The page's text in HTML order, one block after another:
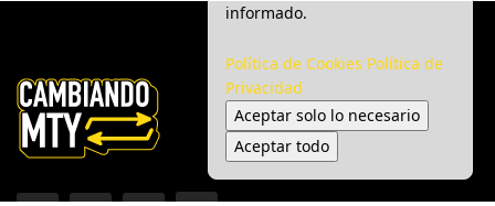
informado.
Política de Cookies Política de
Privacidad
Aceptar solo lo necesario
Aceptar todo